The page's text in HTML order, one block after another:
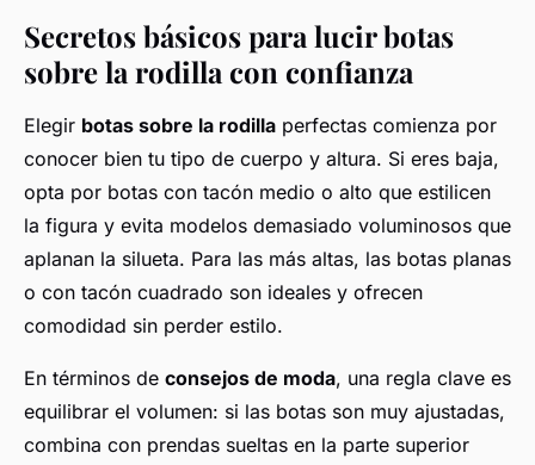
Secretos básicos para lucir botas
sobre la rodilla con confianza
Elegir botas sobre la rodilla perfectas comienza por
conocer bien tu tipo de cuerpo y altura. Si eres baja,
opta por botas con tacón medio o alto que estilicen
la figura y evita modelos demasiado voluminosos que
aplanan la silueta. Para las más altas, las botas planas
o con tacón cuadrado son ideales y ofrecen
comodidad sin perder estilo.
En términos de consejos de moda, una regla clave es
equilibrar el volumen: si las botas son muy ajustadas,
combina con prendas sueltas en la parte superior